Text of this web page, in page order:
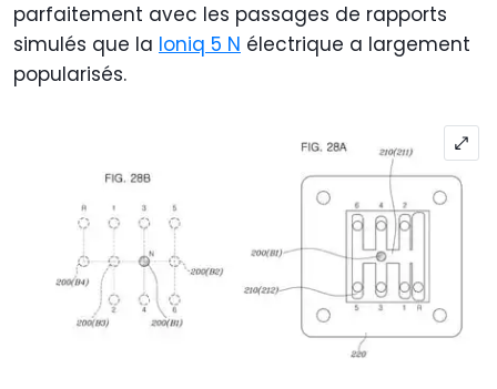
parfaitement avec les passages de rapports
simulés que la Ioniq 5 N électrique a largement
popularisés.